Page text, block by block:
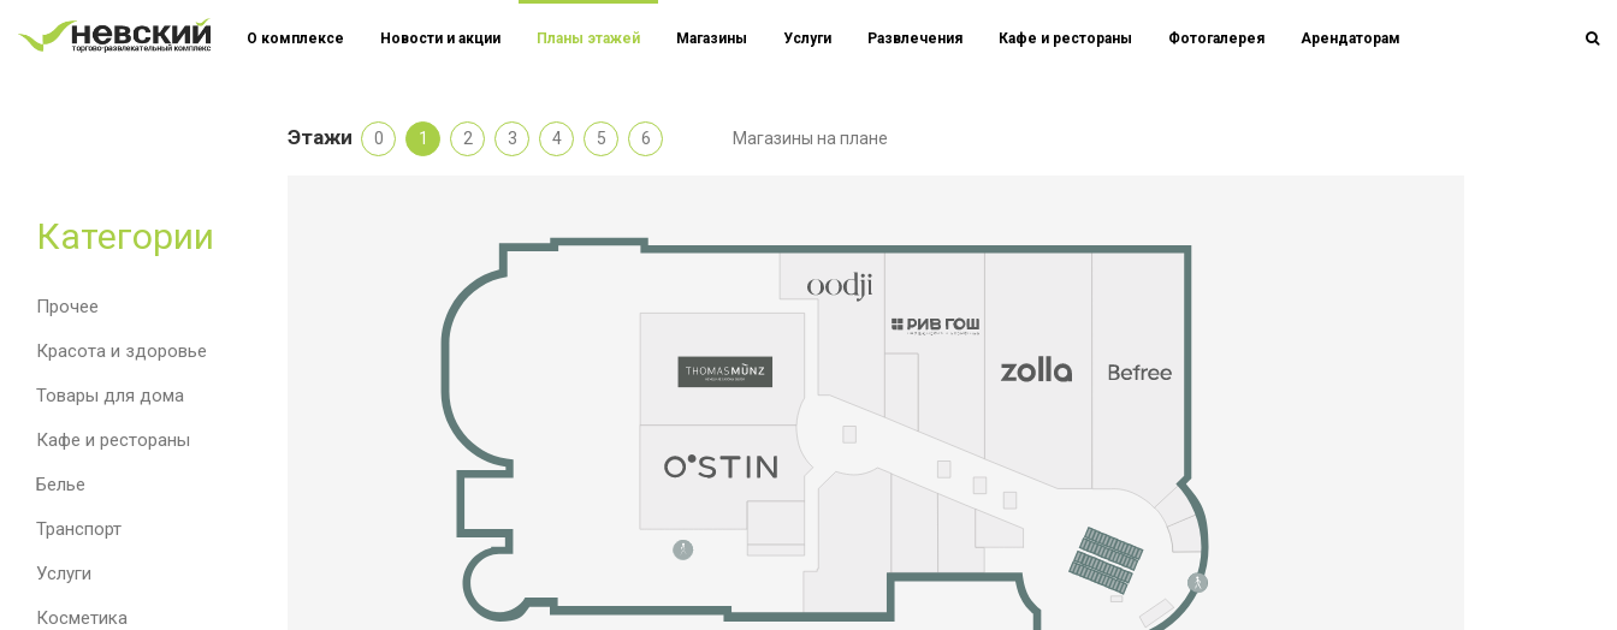
Категории
Прочее
Красота и здоровье
Товары для дома
Кафе и рестораны
Белье
Транспорт
Услуги
Косметика
О комплексе Новости и акции Планы этажей Магазины Услуги Развлечения Кафе и рестораны Фотогалерея Арендаторам
Этажи 0 1 2 3 4 5 6 Магазины на плане